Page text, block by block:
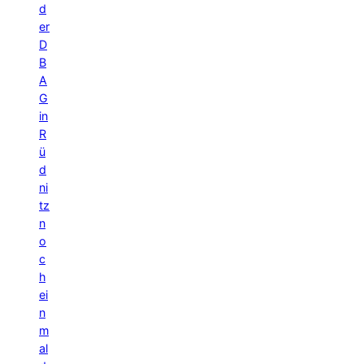
d
er
D
B
A
G
in
R
ü
d
ni
tz
n
o
c
h
ei
n
m
al